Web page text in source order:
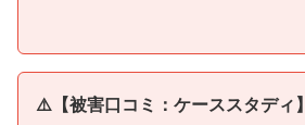
⚠️【被害口コミ：ケーススタディ】